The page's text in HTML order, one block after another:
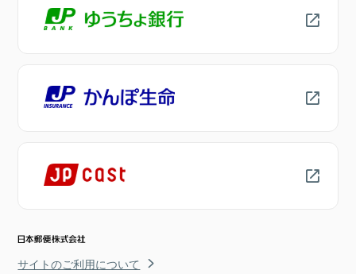
サイトのご利用について